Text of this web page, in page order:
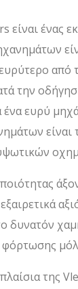
είναι ένας
την
ευρύ
είναι
δυνατόν
της